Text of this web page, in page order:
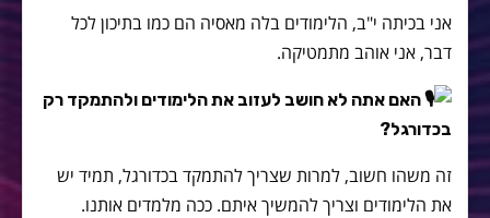
אני בכיתה י"ב, הלימודים בלה מאסיה הם כמו בתיכון לכל
דבר, אני אוהב מתמטיקה.
האם אתה לא חושב לעזוב את הלימודים ולהתמקד רק
בכדורגל?
זה משהו חשוב, למרות שצריך להתמקד בכדורגל, תמיד יש
את הלימודים וצריך להמשיך איתם. ככה מלמדים אותנו.